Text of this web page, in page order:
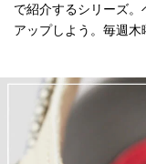
で紹介するシリーズ
アップしよう。毎週木